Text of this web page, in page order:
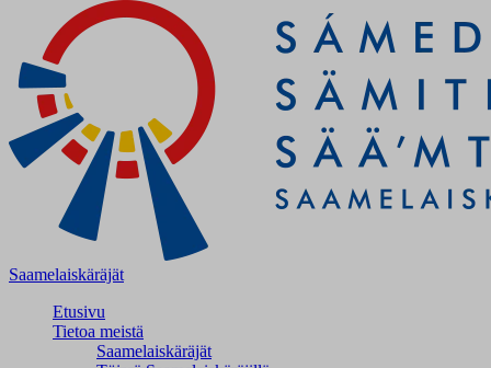
Saamelaiskäräjät
Etusivu
Tietoa meistä
Saamelaiskäräjät